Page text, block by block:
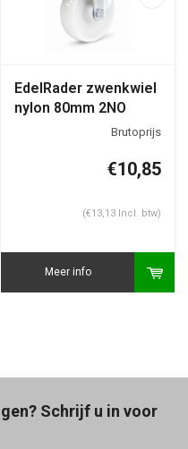
EdelRader zwenkwiel
nylon 80mm 2NO
€10,85
(€13,13 Incl. btw)
Meer info
Schrijf u in voor